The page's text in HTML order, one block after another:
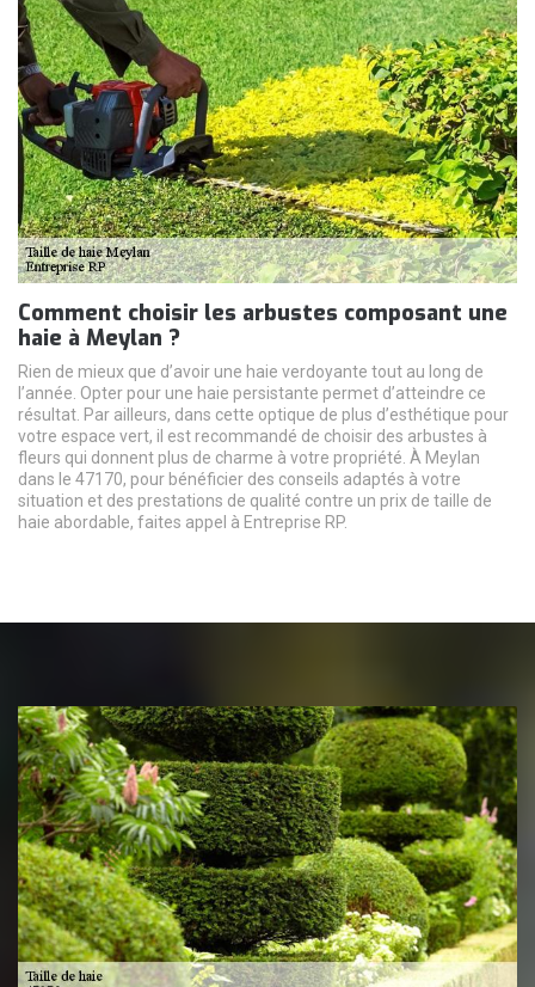
Comment choisir les arbustes composant une
haie à Meylan ?
Rien de mieux que d’avoir une haie verdoyante tout au long de
l’année. Opter pour une haie persistante permet d’atteindre ce
résultat. Par ailleurs, dans cette optique de plus d’esthétique pour
votre espace vert, il est recommandé de choisir des arbustes à
fleurs qui donnent plus de charme à votre propriété. À Meylan
dans le 47170, pour bénéficier des conseils adaptés à votre
situation et des prestations de qualité contre un prix de taille de
haie abordable, faites appel à Entreprise RP.